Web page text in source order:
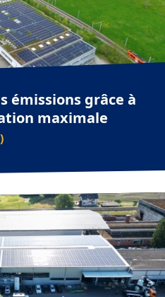
émissions grâce à
maximale